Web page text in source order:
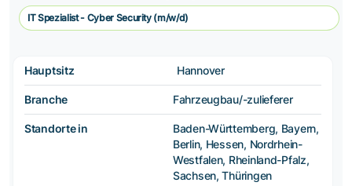
IT Spezialist - Cyber Security (m/w/d)
Hauptsitz Hannover
Branche Fahrzeugbau/-zulieferer
Standorte in
Baden-Württemberg, Bayern,
Berlin, Hessen, Nordrhein-
Westfalen, Rheinland-Pfalz,
Sachsen, Thüringen